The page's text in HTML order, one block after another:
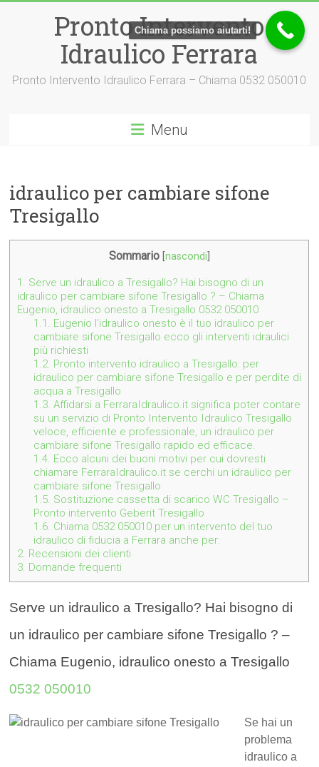
Pronto Intervento
Idraulico Ferrara
Pronto Intervento Idraulico Ferrara – Chiama 0532 050010
Menu
idraulico per cambiare sifone
Tresigallo
Sommario nascondi
1. Serve un idraulico a Tresigallo? Hai bisogno di un
idraulico per cambiare sifone Tresigallo ? – Chiama
Eugenio, idraulico onesto a Tresigallo 0532 050010
1.1. Eugenio l’idraulico onesto è il tuo idraulico per
cambiare sifone Tresigallo ecco gli interventi idraulici
più richiesti
1.2. Pronto intervento idraulico a Tresigallo: per
idraulico per cambiare sifone Tresigallo e per perdite di
acqua a Tresigallo
1.3. Affidarsi a FerraraIdraulico.it significa poter contare
su un servizio di Pronto Intervento Idraulico Tresigallo
veloce, efficiente e professionale, un idraulico per
cambiare sifone Tresigallo rapido ed efficace.
1.4. Ecco alcuni dei buoni motivi per cui dovresti
chiamare FerraraIdraulico.it se cerchi un idraulico per
cambiare sifone Tresigallo
1.5. Sostituzione cassetta di scarico WC Tresigallo –
Pronto intervento Geberit Tresigallo
1.6. Chiama 0532 050010 per un intervento del tuo
idraulico di fiducia a Ferrara anche per:
2. Recensioni dei clienti
3. Domande frequenti
Serve un idraulico a Tresigallo? Hai bisogno di
un idraulico per cambiare sifone Tresigallo ? –
Chiama Eugenio, idraulico onesto a Tresigallo
0532 050010
Se hai un
problema
idraulico a
Chiama possiamo aiutarti!